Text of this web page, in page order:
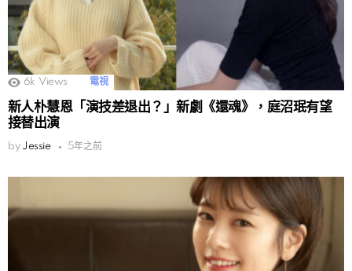
6k Views 電視
新人朴慧恩「演技差退出？」新劇《還魂》，庭沼珉有望
接替出演
by Jessie 5年之前